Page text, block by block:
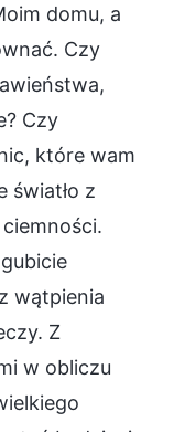
domu, a
Czy
Czy
które wam
światło z
ciemności.
wątpienia
Z
w obliczu